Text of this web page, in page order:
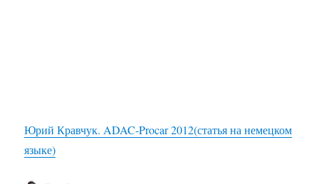
Юрий Кравчук. ADAC-Procar 2012(статья на немецком
языке)